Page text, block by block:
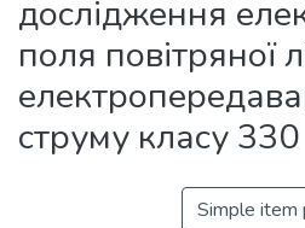
дослідження
поля повітряної
струму класу
Simple item